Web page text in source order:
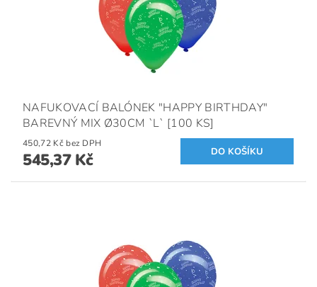
NAFUKOVACÍ BALÓNEK "HAPPY BIRTHDAY"
BAREVNÝ MIX Ø30CM `L` [100 KS]
450,72 Kč bez DPH
545,37 Kč